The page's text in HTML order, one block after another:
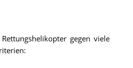
gegen viele